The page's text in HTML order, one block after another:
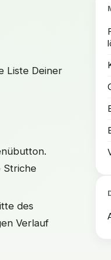
Liste Deiner
Striche
des
Verlauf